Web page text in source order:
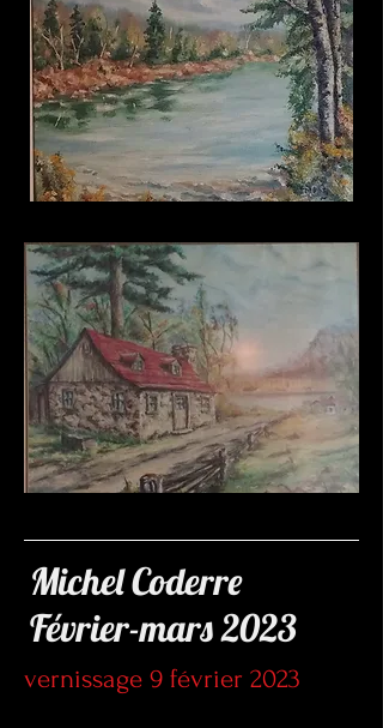
Michel Coderre
Février-mars 2023
vernissage 9 février 2023